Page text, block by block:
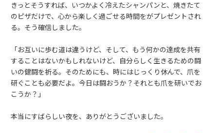
きっとそうすれば、いつかよく冷えたシャンパンと、焼きたて
のピザだけで、心から楽しく過ごせる時間をがプレゼントされ
る。そう確信しました。
「お互いに歩む道は違うけど、そして、もう何かの達成を共有
することはないかもしれないけど、自分らしく生きるための闘
いの健闘を祈る。そのためにも、時にはじっくり休んで、爪を
研ぐことも必要だよ。今日は闘おうか？それとも爪を研いでお
こうか？」
本当にすばらしい夜を、ありがとうございました。